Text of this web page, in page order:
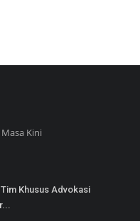
Kini
Khusus Advokasi